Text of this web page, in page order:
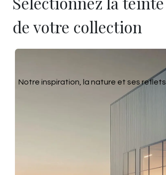
de votre collection
Notre inspiration, la nature et ses reflets